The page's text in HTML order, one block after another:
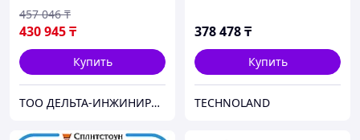
430 945₸
457 046 ₸
Купить
ТОО ДЕЛЬТА-ИНЖИНИРИНГ | Оборудование и станки из России без посредников
378 478₸
Купить
TECHNOLAND